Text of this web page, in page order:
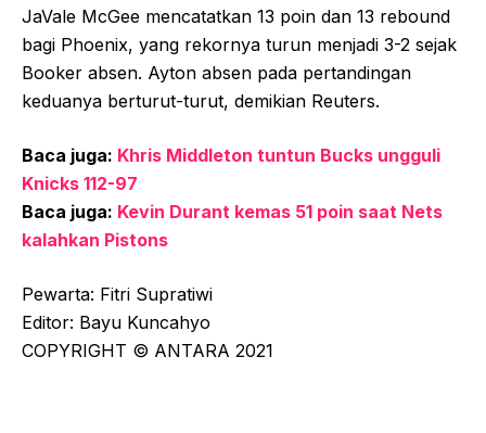
JaVale McGee mencatatkan 13 poin dan 13 rebound
bagi Phoenix, yang rekornya turun menjadi 3-2 sejak
Booker absen. Ayton absen pada pertandingan
keduanya berturut-turut, demikian Reuters.
Baca juga: Khris Middleton tuntun Bucks ungguli
Knicks 112-97
Baca juga: Kevin Durant kemas 51 poin saat Nets
kalahkan Pistons
Pewarta: Fitri Supratiwi
Editor: Bayu Kuncahyo
COPYRIGHT © ANTARA 2021